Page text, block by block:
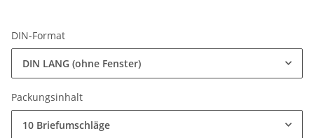
DIN-Format
DIN LANG (ohne Fenster)
Packungsinhalt
10 Briefumschläge